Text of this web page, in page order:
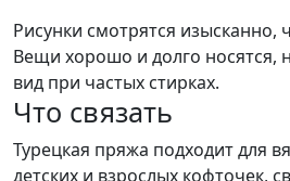
Рисунки смотрятся изысканно,
Вещи хорошо и долго носятся,
вид при частых стирках.
Что связать
Турецкая пряжа подходит для
детских и взрослых кофточек,